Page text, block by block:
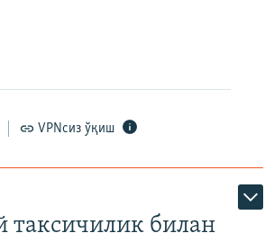
VPNсиз ўқиш
таксичилик билан